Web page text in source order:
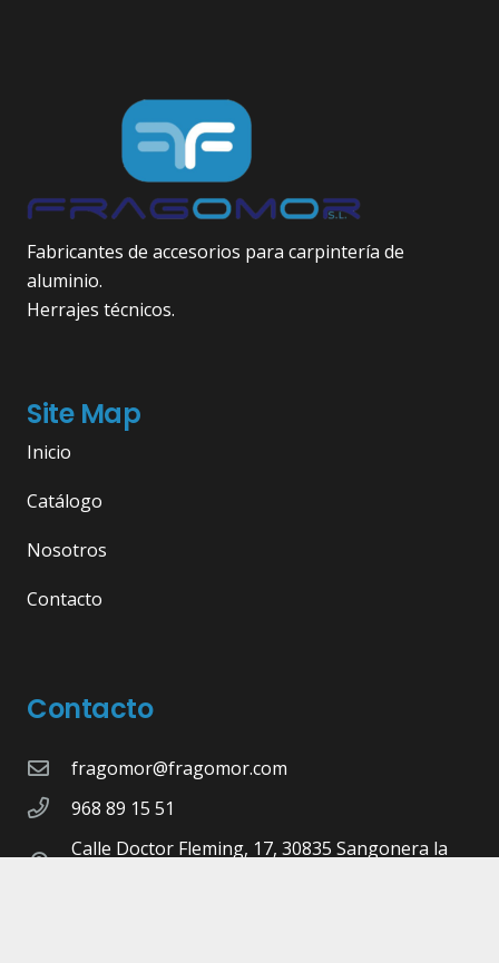
Fabricantes de accesorios para carpintería de
aluminio.
Herrajes técnicos.
Site Map
Inicio
Catálogo
Nosotros
Contacto
Contacto
fragomor@fragomor.com
968 89 15 51
Calle Doctor Fleming, 17, 30835 Sangonera la